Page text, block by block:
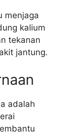
menjaga
kalium
tekanan
jantung.
adalah